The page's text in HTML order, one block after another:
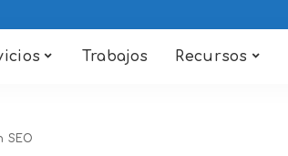
Trabajos Recursos
SEO